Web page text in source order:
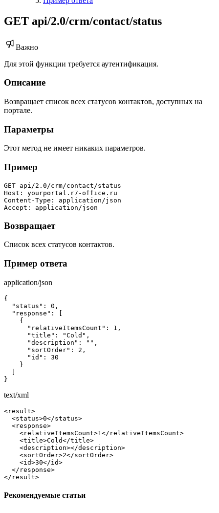
GET api/2.0/crm/contact/status
Важно
Для этой функции требуется аутентификация.
Описание
Возвращает список всех статусов контактов, доступных на
портале.
Параметры
Этот метод не имеет никаких параметров.
Пример
GET api/2.0/crm/contact/status
Host: yourportal.r7-office.ru
Content-Type: application/json
Accept: application/json
Возвращает
Список всех статусов контактов.
Пример ответа
application/json
{
  "status": 0,
  "response": [
    {
      "relativeItemsCount": 1,
      "title": "Cold",
      "description": "",
      "sortOrder": 2,
      "id": 30
    }
  ]
}
text/xml
<result>
  <status>0</status>
  <response>
    <relativeItemsCount>1</relativeItemsCount>
    <title>Cold</title>
    <description></description>
    <sortOrder>2</sortOrder>
    <id>30</id>
  </response>
</result>
Рекомендуемые статьи